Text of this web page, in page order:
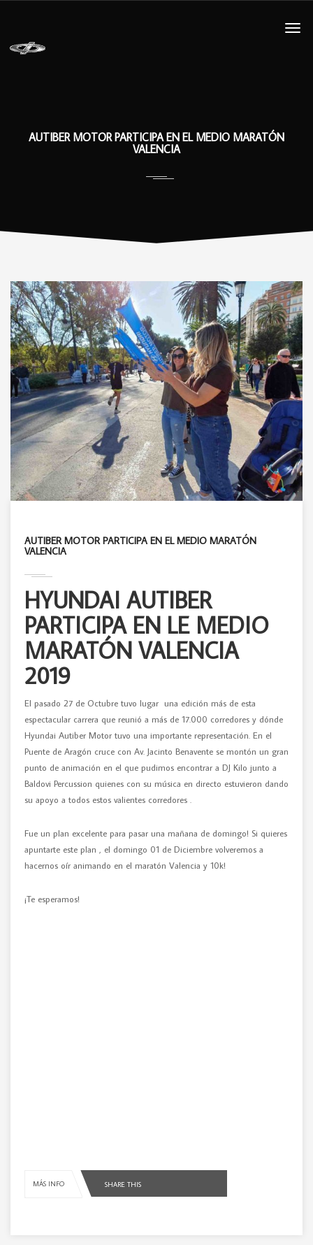
AUTIBER MOTOR PARTICIPA EN EL MEDIO MARATÓN
VALENCIA
AUTIBER MOTOR PARTICIPA EN EL MEDIO MARATÓN
VALENCIA
HYUNDAI AUTIBER
PARTICIPA EN LE MEDIO
MARATÓN VALENCIA
2019
El pasado 27 de Octubre tuvo lugar una edición más de esta
espectacular carrera que reunió a más de 17.000 corredores y dónde
Hyundai Autiber Motor tuvo una importante representación. En el
Puente de Aragón cruce con Av. Jacinto Benavente se montón un gran
punto de animación en el que pudimos encontrar a DJ Kilo junto a
Baldovi Percussion quienes con su música en directo estuvieron dando
su apoyo a todos estos valientes corredores .
Fue un plan excelente para pasar una mañana de domingo! Si quieres
apuntarte este plan , el domingo 01 de Diciembre volveremos a
hacernos oír animando en el maratón Valencia y 10k!
¡Te esperamos!
MÁS INFO SHARE THIS